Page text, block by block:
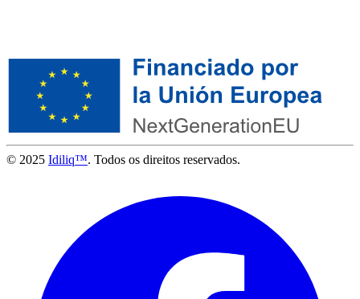
© 2025 Idiliq™. Todos os direitos reservados.